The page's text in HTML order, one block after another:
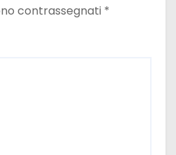
contrassegnati *